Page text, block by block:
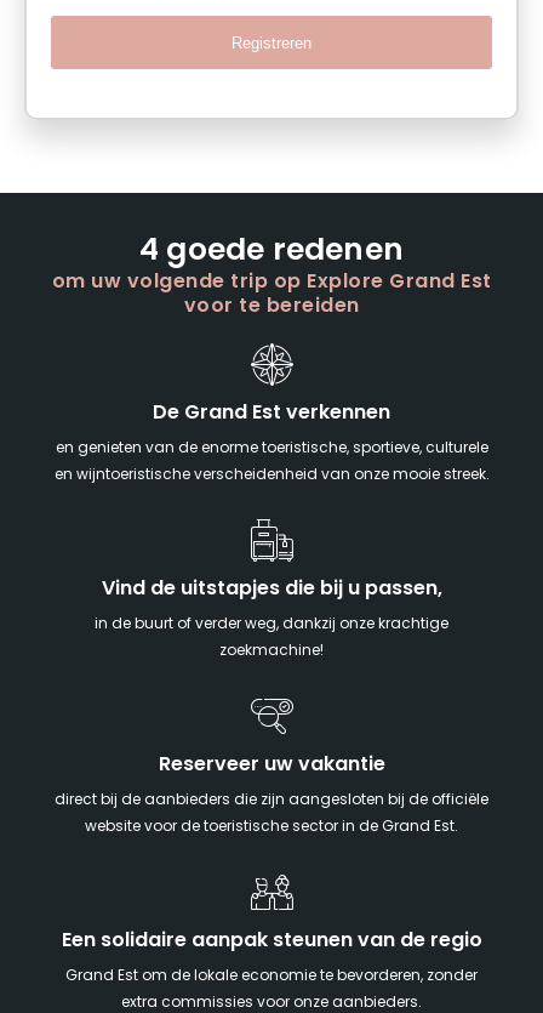
Registreren
4 goede redenen
om uw volgende trip op Explore Grand Est
voor te bereiden
De Grand Est verkennen
en genieten van de enorme toeristische, sportieve, culturele
en wijntoeristische verscheidenheid van onze mooie streek.
Vind de uitstapjes die bij u passen,
in de buurt of verder weg, dankzij onze krachtige
zoekmachine!
Reserveer uw vakantie
direct bij de aanbieders die zijn aangesloten bij de officiële
website voor de toeristische sector in de Grand Est.
Een solidaire aanpak steunen van de regio
Grand Est om de lokale economie te bevorderen, zonder
extra commissies voor onze aanbieders.